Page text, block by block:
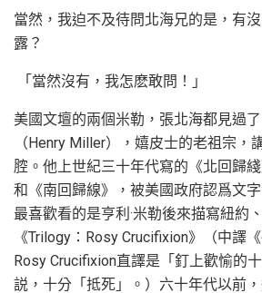
當然，我迫不及待問北海兄的是，有
露？
「當然沒有，我怎麽敢問！」
美國文壇的兩個米勒，張北海都見過
（Henry Miller），嬉皮士的老祖宗，
腔。他上世紀三十年代寫的《北回歸
和《南回歸線》，被美國政府認爲文
最喜歡看的是亨利·米勒後來描寫紐約
《Trilogy：Rosy Crucifixion》（中譯
Rosy Crucifixion直譯是「釘上歡愉的
説，十分「抵死」。）六十年代以前